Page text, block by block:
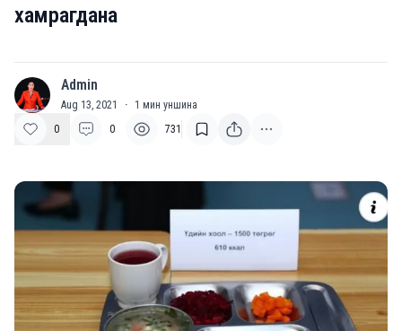
хамрагдана
A Admin
Aug 13, 2021 · 1 мин уншина
0
0 731